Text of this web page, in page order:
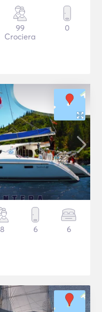
99
Crociera
0
8 6 6